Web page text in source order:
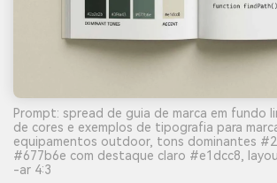
Prompt: spread de guia de marca em fundo
de cores e exemplos de tipografia para
equipamentos outdoor, tons dominantes
#677b6e com destaque claro #e1dcc8,
-ar 4:3